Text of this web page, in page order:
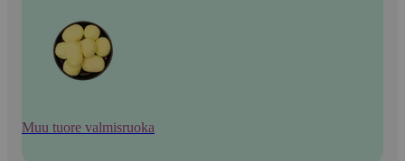
Muu tuore valmisruoka